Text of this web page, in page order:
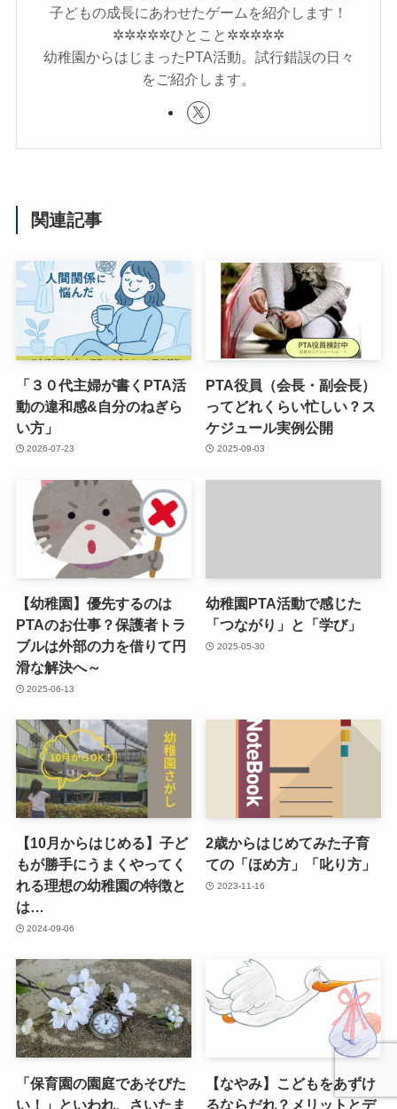
子どもの成長にあわせたゲームを紹介します！
✲✲✲✲✲ひとこと✲✲✲✲✲
幼稚園からはじまったPTA活動。試行錯誤の日々
をご紹介します。
関連記事
「３０代主婦が書くPTA活
動の違和感&自分のねぎら
い方」
2026-07-23
PTA役員（会長・副会長）
ってどれくらい忙しい？ス
ケジュール実例公開
2025-09-03
【幼稚園】優先するのは
PTAのお仕事？保護者トラ
ブルは外部の力を借りて円
滑な解決へ～
2025-06-13
幼稚園PTA活動で感じた
「つながり」と「学び」
2025-05-30
【10月からはじめる】子ど
もが勝手にうまくやってく
れる理想の幼稚園の特徴と
は…
2024-09-06
2歳からはじめてみた子育
ての「ほめ方」「叱り方」
2023-11-16
「保育園の園庭であそびた
い！」といわれ、さいたま
【なやみ】こどもをあずけ
るならだれ？メリットとデ